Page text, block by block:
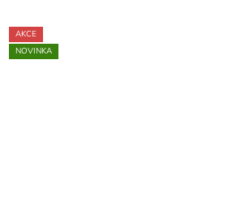
AKCE
NOVINKA